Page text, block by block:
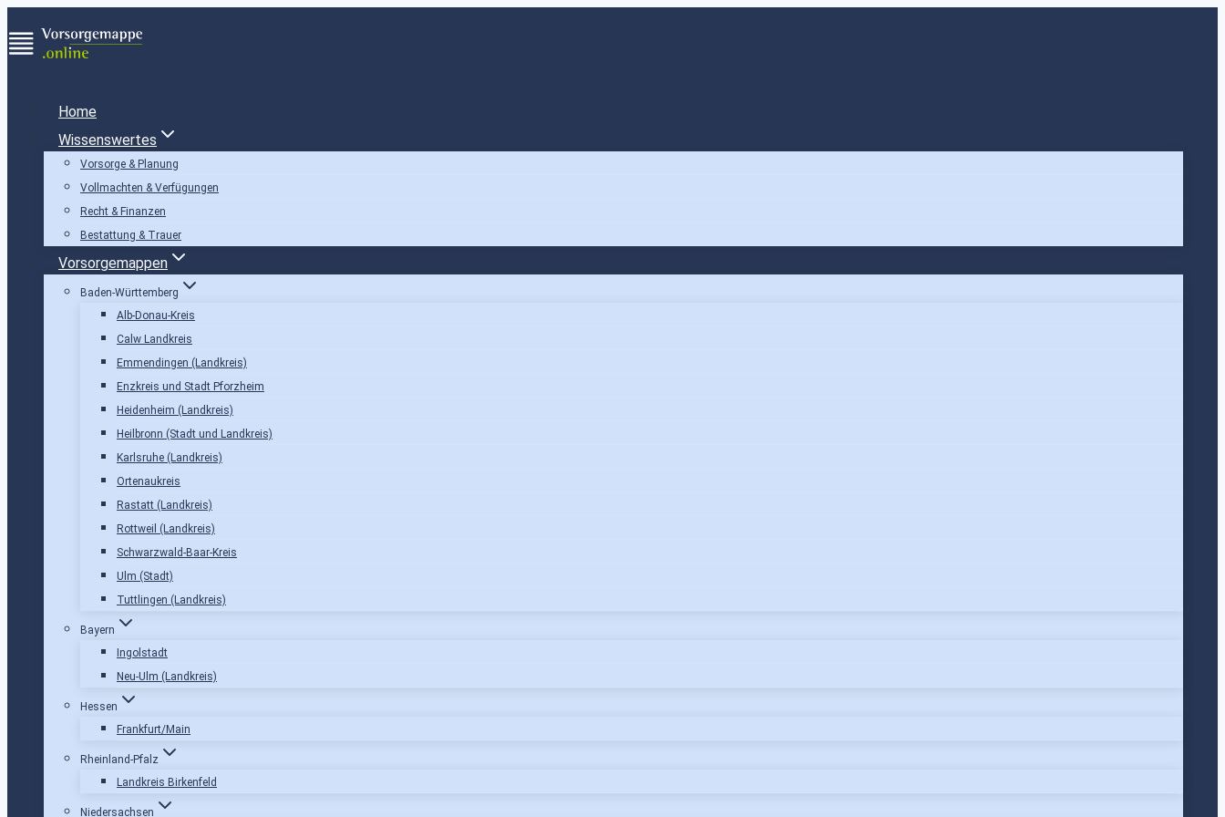
Inhalt
springen
Home
Wissenswertes
Vorsorge & Planung
Vollmachten & Verfügungen
Recht & Finanzen
Bestattung & Trauer
Vorsorgemappen
Baden-Württemberg
Alb-Donau-Kreis
Calw Landkreis
Emmendingen (Landkreis)
Enzkreis und Stadt Pforzheim
Heidenheim (Landkreis)
Heilbronn (Stadt und Landkreis)
Karlsruhe (Landkreis)
Ortenaukreis
Rastatt (Landkreis)
Rottweil (Landkreis)
Schwarzwald-Baar-Kreis
Ulm (Stadt)
Tuttlingen (Landkreis)
Bayern
Ingolstadt
Neu-Ulm (Landkreis)
Hessen
Frankfurt/Main
Rheinland-Pfalz
Landkreis Birkenfeld
Niedersachsen